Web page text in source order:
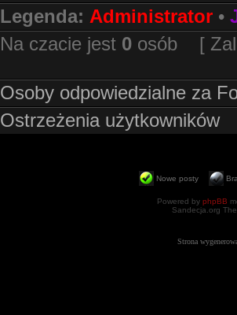
Legenda: Administrator •
Na czacie jest 0 osób [
Osoby odpowiedzialne za
Ostrzeżenia użytkowników
Nowe posty
Powered by phpBB
Sandecja.org
Strona